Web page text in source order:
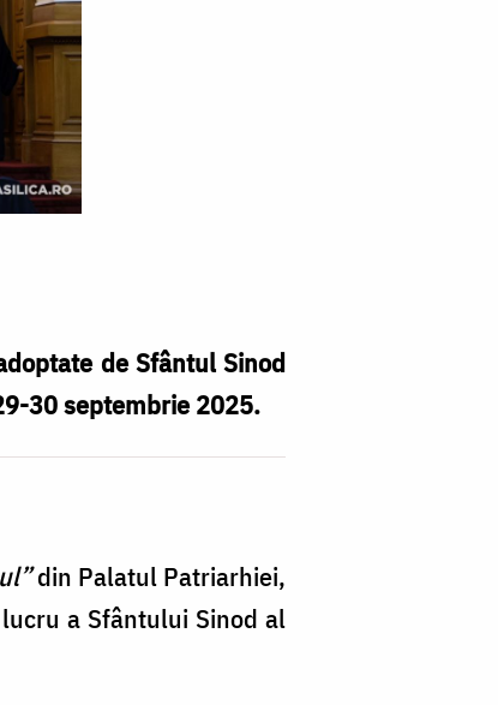
de Sfântul Sinod
30 septembrie 2025.
din Palatul Patriarhiei,
a Sfântului Sinod al